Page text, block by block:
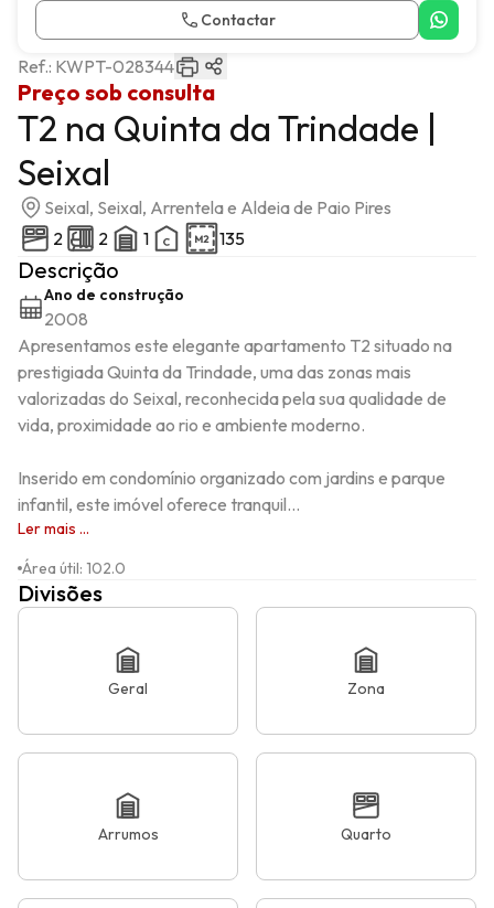
Contactar
Preço sob consulta
Ref.: KWPT-028344
T2 na Quinta da Trindade |
Seixal
Seixal, Seixal, Arrentela e Aldeia de Paio Pires
2
2 1 135
Descrição
Ano de construção
2008
Apresentamos este elegante apartamento T2 situado na
prestigiada Quinta da Trindade, uma das zonas mais
valorizadas do Seixal, reconhecida pela sua qualidade de
vida, proximidade ao rio e ambiente moderno.
Inserido em condomínio organizado com jardins e parque
infantil, este imóvel oferece tranquil...
Ler mais ...
Área útil: 102.0
Divisões
Geral Zona
Arrumos Quarto